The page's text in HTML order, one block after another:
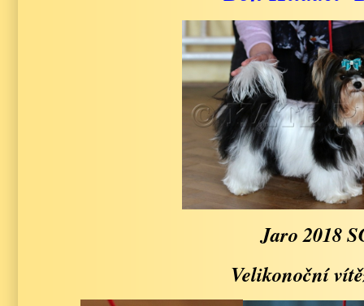
Jaro 2018
Velikonoční